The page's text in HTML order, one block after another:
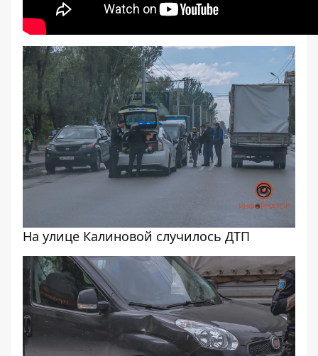
На улице Калиновой случилось ДТП